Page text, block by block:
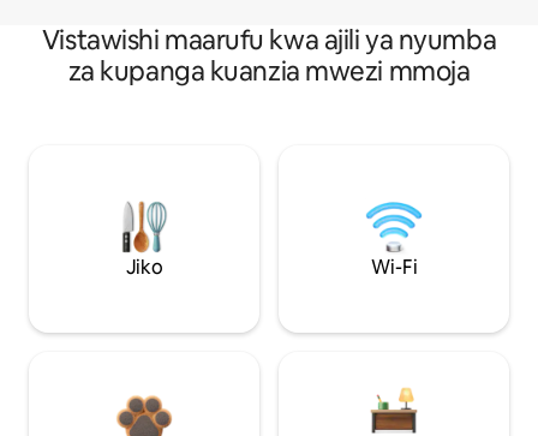
Vistawishi maarufu kwa ajili ya nyumba
za kupanga kuanzia mwezi mmoja
Jiko Wi-Fi